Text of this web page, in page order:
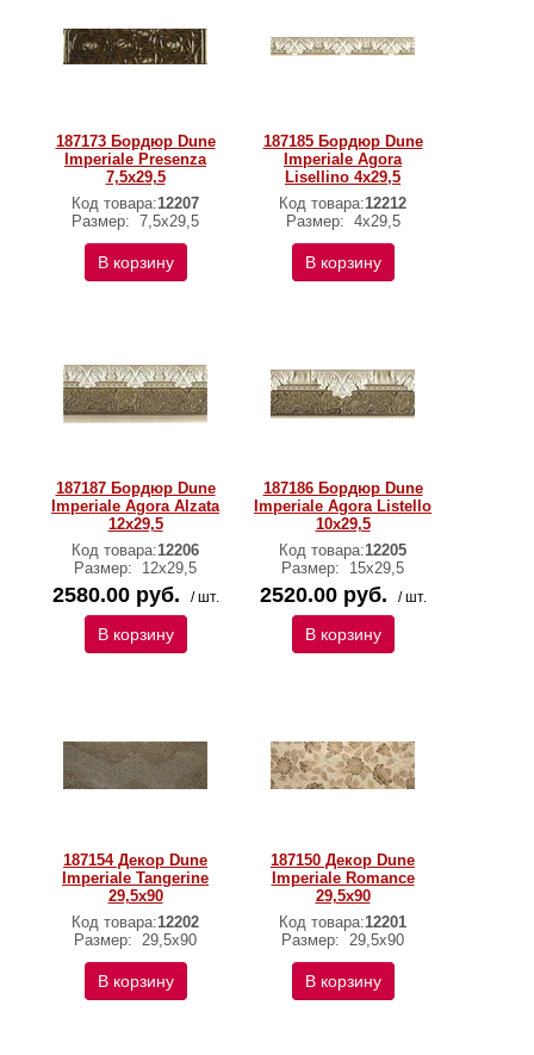
187173 Бордюр Dune
Imperiale Presenza
7,5x29,5
Код товара:12207
Размер: 7,5x29,5
В корзину
187185 Бордюр Dune
Imperiale Agora
Lisellino 4x29,5
Код товара:12212
Размер: 4x29,5
В корзину
187187 Бордюр Dune
Imperiale Agora Alzata
12x29,5
Код товара:12206
Размер:
12x29,5
2580.00 руб. / шт.
В корзину
187186 Бордюр Dune
Imperiale Agora Listello
10x29,5
Код товара:12205
Размер:
15x29,5
2520.00 руб. / шт.
В корзину
187154 Декор Dune
Imperiale Tangerine
29,5x90
Код товара:12202
Размер: 29,5x90
В корзину
187150 Декор Dune
Imperiale Romance
29,5x90
Код товара:12201
Размер: 29,5x90
В корзину